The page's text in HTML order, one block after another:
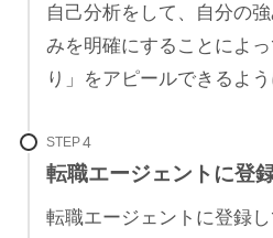
自己分析をして、自分の
みを明確にすることによ
り」をアピールできるよう
STEP
転職エージェントに登
転職エージェントに登録